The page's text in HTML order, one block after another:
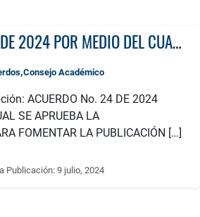
ACUERDO No. 24 DE 2024 POR MEDIO DEL CUAL SE APRUEBA LA CONVOCATORIA PARA FOMENTAR LA PUBLICACIÓN DE CAPÍTULOS DE LIBRO RESULTADO DE INVESTIGACIÓN AÑO 2024 GRUPOS DE INVESTIGACIÓN
,Consejo Académico
ACUERDO No. 24 DE 2024
SE APRUEBA LA
FOMENTAR LA PUBLICACIÓN […]
Publicación:9 julio, 2024